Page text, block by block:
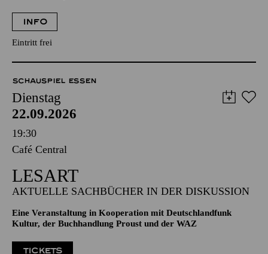
INFO
Eintritt frei
SCHAUSPIEL ESSEN
Dienstag
22.09.2026
19:30
Café Central
LESART
AKTUELLE SACHBÜCHER IN DER DISKUSSION
Eine Veranstaltung in Kooperation mit Deutschlandfunk
Kultur, der Buchhandlung Proust und der WAZ
TICKETS